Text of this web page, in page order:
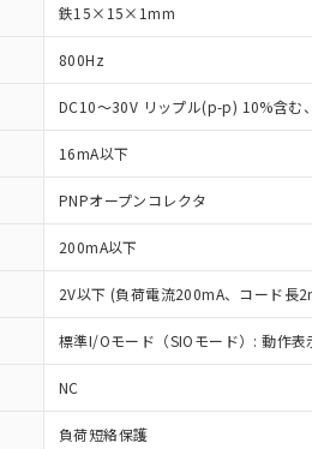
鉄15×15×1mm
800Hz
DC10～30V リップル(p-p) 10%含む、
16mA以下
PNPオープンコレクタ
200mA以下
2V以下 (負荷電流200mA、コード長2m
標準I/Oモード（SIOモード）: 動作表示
NC
負荷短絡保護